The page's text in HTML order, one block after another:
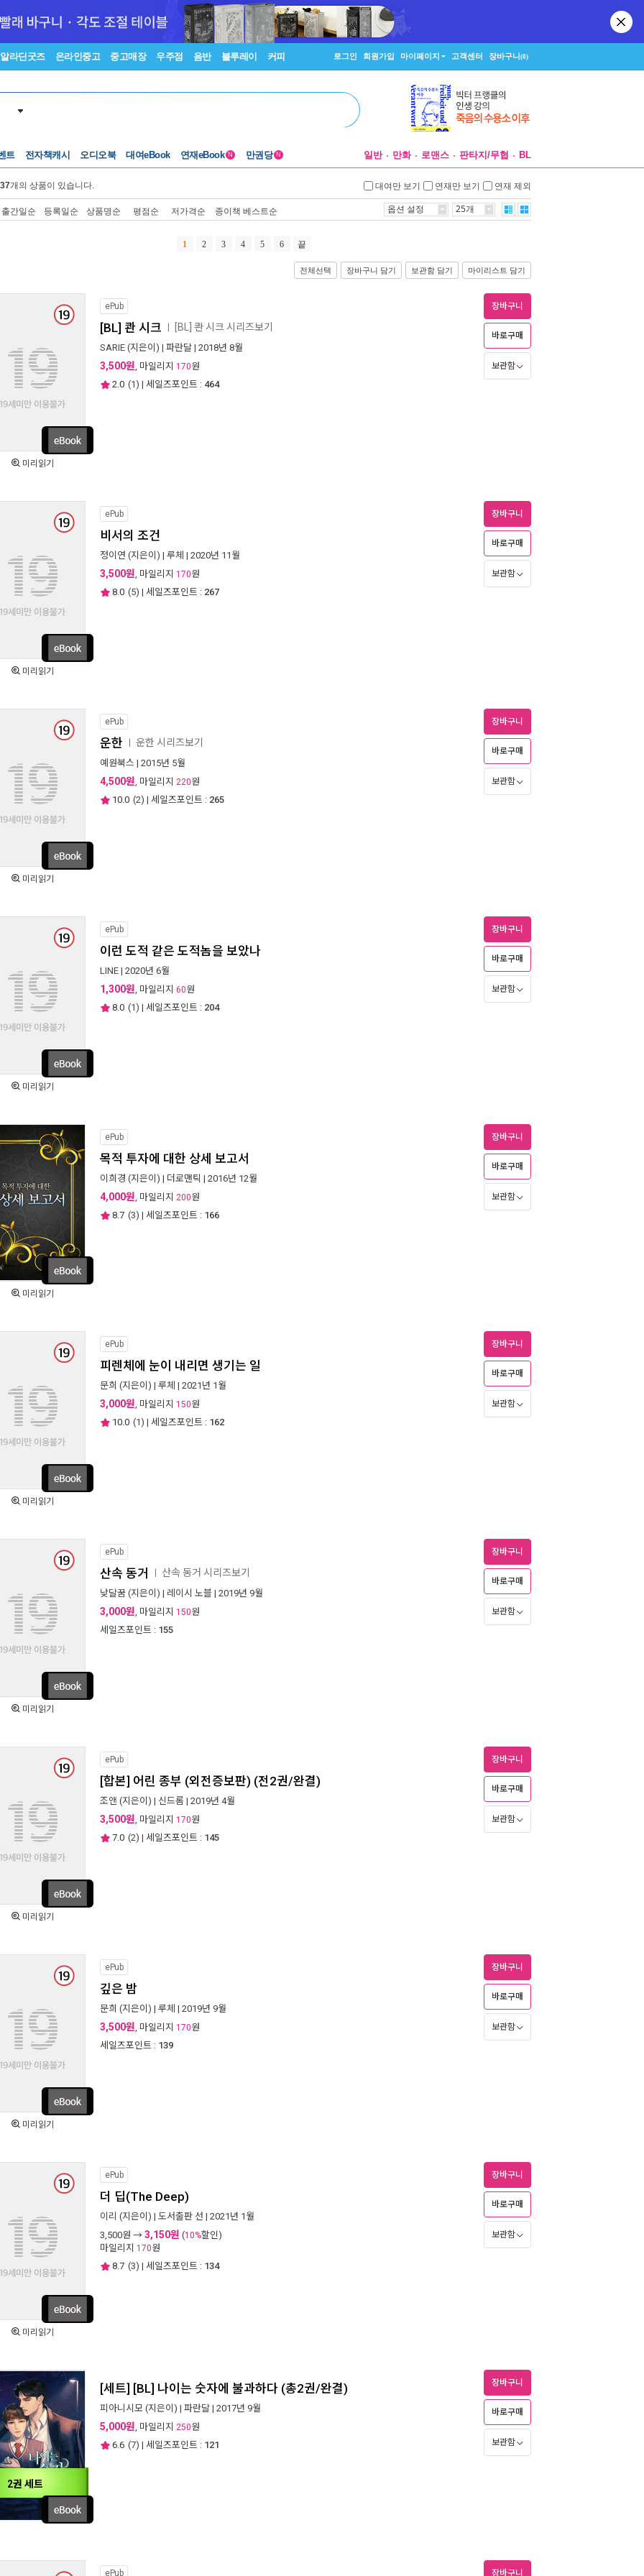
알라딘굿즈 온라인중고 중고매장 우주점 음반 블루레이 커피 로그인 회원가입 마이페이지 고객센터 장바구니(0)
트 전자책캐시 오디오북 대여eBook 연재eBook N 만권당 N 일반 만화 로맨스 판타지/무협 BL
개의 상품이 있습니다. 대여만 보기 연재만 보기 연재 제외
출간일순 등록일순 상품명순 평점순 저가격순 종이책 베스트순 옵션 설정 25개
1 2 3 4 5 6 끝
전체선택 장바구니 담기 보관함 담기 마이리스트 담기
미리읽기
ePub
[BL] 콴 시크 [BL] 콴 시크 시리즈보기
SARIE (지은이) | 파란달 | 2018년 8월
3,500원, 마일리지 170원
2.0 (1) | 세일즈포인트 : 464
장바구니
바로구매
보관함
미리읽기
ePub
비서의 조건
정이연 (지은이) | 루체 | 2020년 11월
3,500원, 마일리지 170원
8.0 (5) | 세일즈포인트 : 267
장바구니
바로구매
보관함
미리읽기
ePub
운한 운한 시리즈보기
예원북스 | 2015년 5월
4,500원, 마일리지 220원
10.0 (2) | 세일즈포인트 : 265
장바구니
바로구매
보관함
미리읽기
ePub
이런 도적 같은 도적놈을 보았나
LINE | 2020년 6월
1,300원, 마일리지 60원
8.0 (1) | 세일즈포인트 : 204
장바구니
바로구매
보관함
미리읽기
ePub
목적 투자에 대한 상세 보고서
이희경 (지은이) | 더로맨틱 | 2016년 12월
4,000원, 마일리지 200원
8.7 (3) | 세일즈포인트 : 166
장바구니
바로구매
보관함
미리읽기
ePub
피렌체에 눈이 내리면 생기는 일
문희 (지은이) | 루체 | 2021년 1월
3,000원, 마일리지 150원
10.0 (1) | 세일즈포인트 : 162
장바구니
바로구매
보관함
미리읽기
ePub
산속 동거 산속 동거 시리즈보기
낮달꿈 (지은이) | 레이시 노블 | 2019년 9월
3,000원, 마일리지 150원
세일즈포인트 : 155
장바구니
바로구매
보관함
미리읽기
ePub
[합본] 어린 종부 (외전증보판) (전2권/완결)
조앤 (지은이) | 신드롬 | 2019년 4월
3,500원, 마일리지 170원
7.0 (2) | 세일즈포인트 : 145
장바구니
바로구매
보관함
미리읽기
ePub
깊은 밤
문희 (지은이) | 루체 | 2019년 9월
3,500원, 마일리지 170원
세일즈포인트 : 139
장바구니
바로구매
보관함
미리읽기
ePub
더 딥(The Deep)
이리 (지은이) | 도서출판 선 | 2021년 1월
3,500원 → 3,150원 (10%할인)
마일리지 170원
8.7 (3) | 세일즈포인트 : 134
장바구니
바로구매
보관함
2권 세트
[세트] [BL] 나이는 숫자에 불과하다 (총2권/완결)
피아니시모 (지은이) | 파란달 | 2017년 9월
5,000원, 마일리지 250원
6.6 (7) | 세일즈포인트 : 121
장바구니
바로구매
보관함
ePub 장바구니